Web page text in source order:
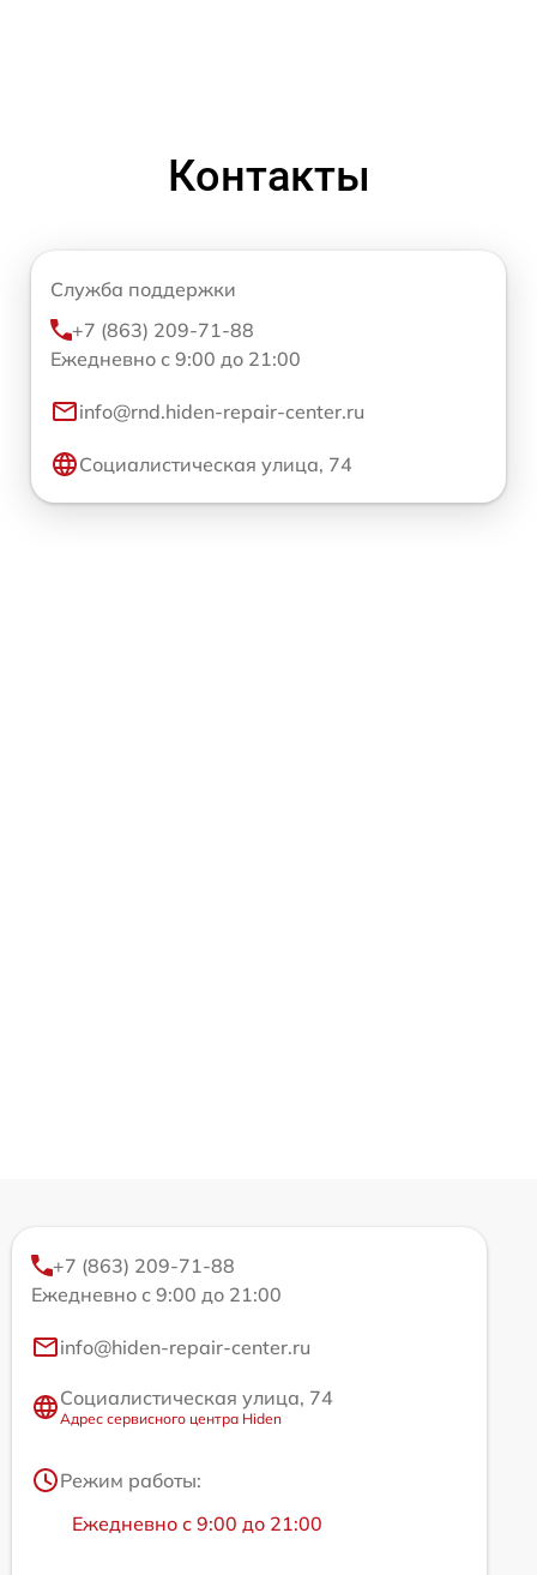
Контакты
Служба поддержки
+7 (863) 209-71-88
Ежедневно с 9:00 до 21:00
info@rnd.hiden-repair-center.ru
Социалистическая улица, 74
+7 (863) 209-71-88
Ежедневно с 9:00 до 21:00
info@hiden-repair-center.ru
Социалистическая улица, 74
Адрес сервисного центра Hiden
Режим работы:
Ежедневно с 9:00 до 21:00